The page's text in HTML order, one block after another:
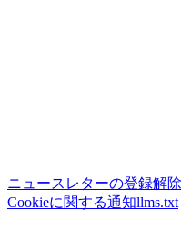
ニュースレターの登録解除
Cookieに関する通知llms.txt